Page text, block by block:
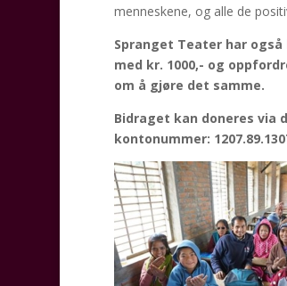
menneskene, og alle de
Spranget Teater har
med kr. 1000,- og
om å gjøre det samme.
Bidraget kan doneres via
kontonummer: